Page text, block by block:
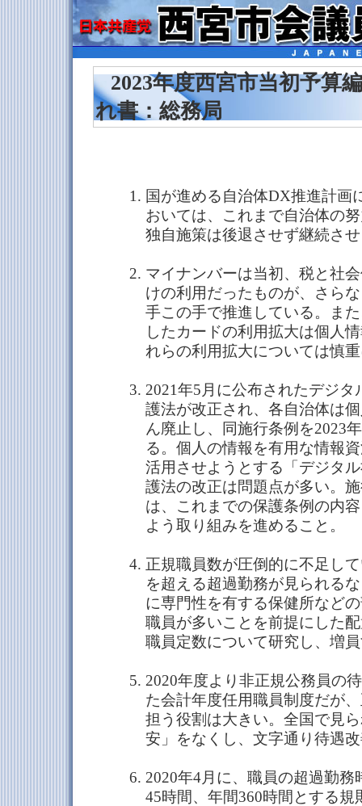
2023年度西宮市当初予算
れ書：総務局
国が進める自治体DX推進計画
おいては、これまで自治体の
独自施策は後退させず継続さ
マイナンバーは当初、税と社
けの利用だったものが、さら
手この手で推進している。ま
したカードの利用拡大は個人
れらの利用拡大については慎
2021年5月に公布されたデジ
護法が改正され、各自治体は
ん廃止し、同施行条例を2023
る。個人の情報を有用な情報
活用させようとする「デジタ
護法の改正は問題点が多い。
は、これまでの保護条例の内
よう取り組みを進めること。
正規職員数が圧倒的に不足し
を超える超過勤務が見られる
に専門性を有する保健所など
職員が多いことを前提にした
職員定数について研究し、増
2020年度より非正規公務員の
た会計年度任用職員制度だが
担う役割は大きい。全国で見
安」をなくし、文字通り待遇
2020年4月に、職員の超過勤
45時間、年間360時間とする